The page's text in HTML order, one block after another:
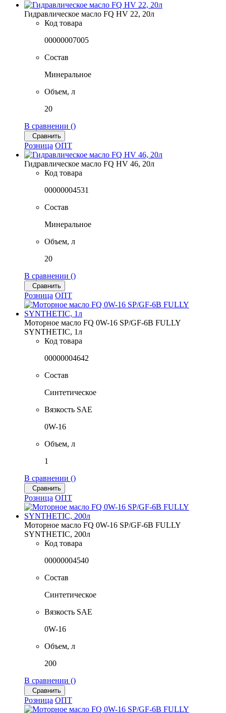
Гидравлическое масло FQ HV 22, 20л
Код товара
00000007005
Состав
Минеральное
Объем, л
20
В сравнении ()
Сравнить
Розница ОПТ
Гидравлическое масло FQ HV 46, 20л
Код товара
00000004531
Состав
Минеральное
Объем, л
20
В сравнении ()
Сравнить
Розница ОПТ
Моторное масло FQ 0W-16 SP/GF-6B FULLY
SYNTHETIC, 1л
Код товара
00000004642
Состав
Синтетическое
Вязкость SAE
0W-16
Объем, л
1
В сравнении ()
Сравнить
Розница ОПТ
Моторное масло FQ 0W-16 SP/GF-6B FULLY
SYNTHETIC, 200л
Код товара
00000004540
Состав
Синтетическое
Вязкость SAE
0W-16
Объем, л
200
В сравнении ()
Сравнить
Розница ОПТ